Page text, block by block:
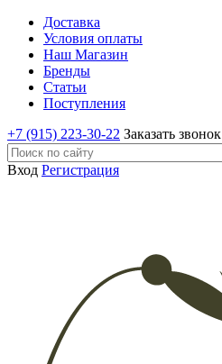
Доставка
Условия оплаты
Наш Магазин
Бренды
Статьи
Поступления
+7 (915) 223-30-22 Заказать звонок
Вход Регистрация